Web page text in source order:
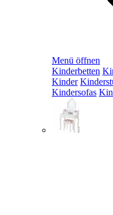
Menü öffnen
Kinderbetten
Kinder
Kindersofas